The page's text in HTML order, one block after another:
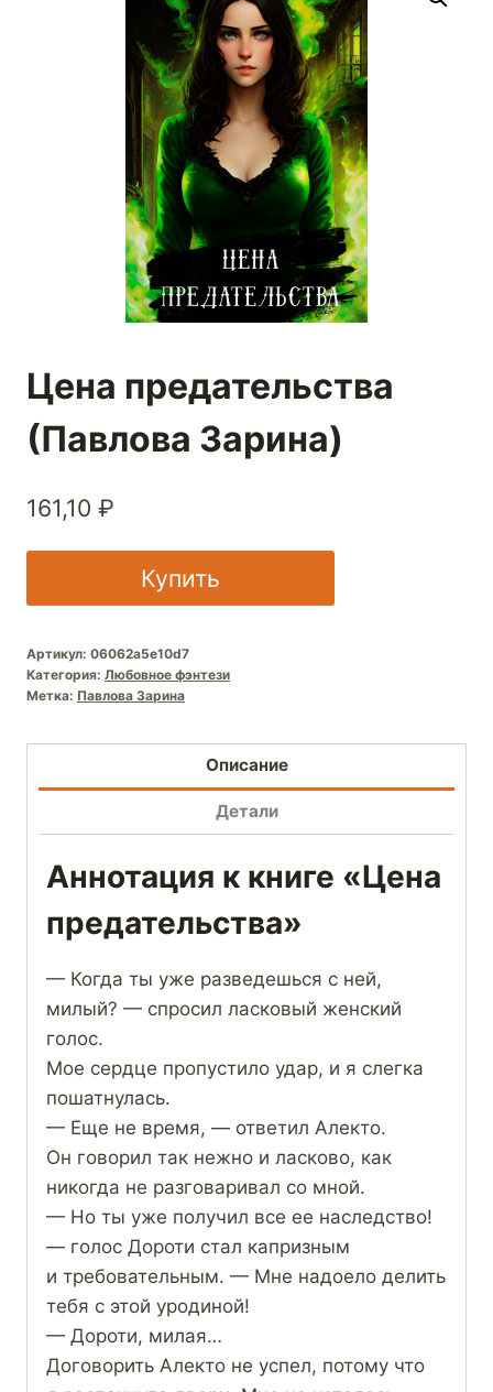
Цена предательства
(Павлова Зарина)
161,10 ₽
Купить
Артикул: 06062a5e10d7
Категория: Любовное фэнтези
Метка: Павлова Зарина
Описание
Детали
Аннотация к книге «Цена
предательства»
— Когда ты уже разведешься с ней,
милый? — спросил ласковый женский
голос.
Мое сердце пропустило удар, и я слегка
пошатнулась.
— Еще не время, — ответил Алекто.
Он говорил так нежно и ласково, как
никогда не разговаривал со мной.
— Но ты уже получил все ее наследство!
— голос Дороти стал капризным
и требовательным. — Мне надоело делить
тебя с этой уродиной!
— Дороти, милая…
Договорить Алекто не успел, потому что